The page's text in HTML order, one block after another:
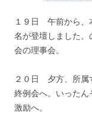
１９日 午前から、
名が登壇しました
会の理事会。
２０日 夕方、所属
終例会へ。いった
激励へ。